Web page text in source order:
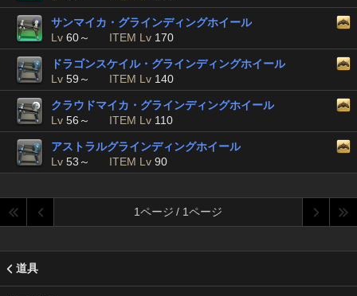
サンマイカ・グラインディングホイール
Lv 60～ ITEM Lv 170
ドラゴンスケイル・グラインディングホイール
Lv 59～ ITEM Lv 140
クラウドマイカ・グラインディングホイール
Lv 56～ ITEM Lv 110
アストラルグラインディングホイール
Lv 53～ ITEM Lv 90
1ページ / 1ページ
道具